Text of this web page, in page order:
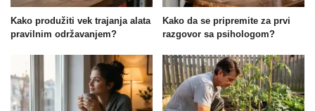
Kako produžiti vek trajanja alata
pravilnim održavanjem?
Kako da se pripremite za prvi
razgovor sa psihologom?